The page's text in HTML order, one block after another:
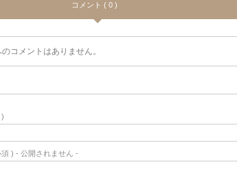
コメント ( 0 )
コメントはありません。
) - 公開されません -